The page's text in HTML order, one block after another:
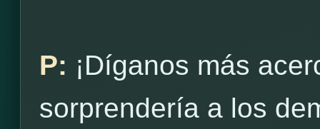
P: ¡Díganos más
sorprendería a los